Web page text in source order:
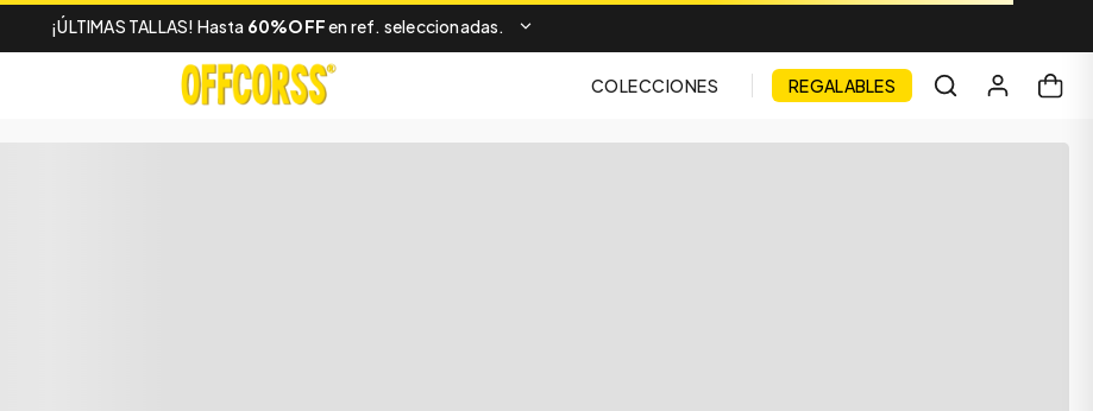
¡ÚLTIMAS TALLAS! Hasta 60%OFFen ref. seleccionadas.
COLECCIONES REGALABLES